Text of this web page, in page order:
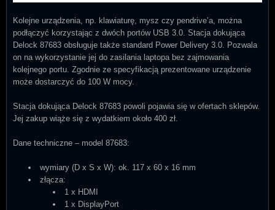
Kolejne urządzenia, np. klawiaturę, mysz czy pendrive’a, można
podłączyć korzystając z dwóch portów USB 3.0. Stacja dokująca
Delock 87683 obsługuje także standard Power Delivery 3.0. Pozwala
on na wykorzystanie jej do zasilania laptopa bez zajmowania
kolejnego portu. Zgodnie ze specyfikacją prezentowane urządzenie
może dostarczyć do 100 W mocy.
Stacja dokująca Delock 87683 powoli pojawia się w ofertach sklepów.
Jej zakup wiąże się z wydatkiem około 400 zł.
Dane techniczne – model 87683:
wymiary (D x S x W): ok. 117 x 60 x 16 mm
złącza:
1 x HDMI
1 x DisplayPort